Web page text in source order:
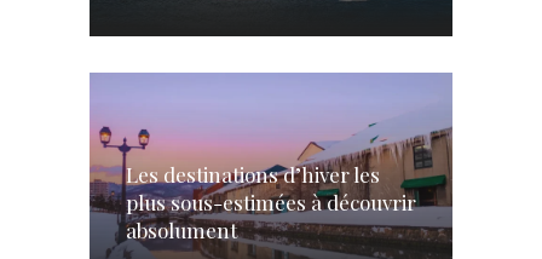
Les destinations d’hiver les
plus sous-estimées à découvrir
absolument